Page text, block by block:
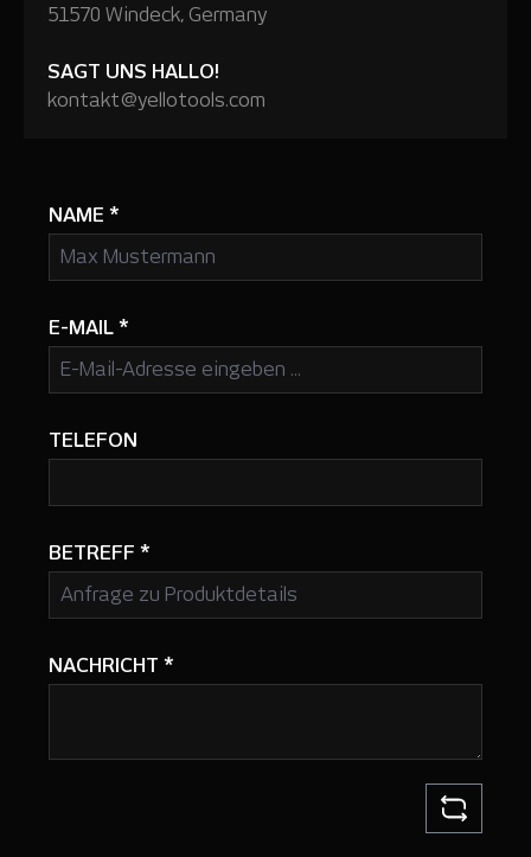
51570 Windeck, Germany
SAGT UNS HALLO!
kontakt@yellotools.com
NAME *
E-MAIL *
TELEFON
BETREFF *
NACHRICHT *